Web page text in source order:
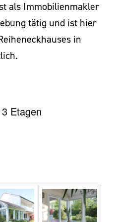
als Immobilienmakler
tätig und ist hier
in
Etagen